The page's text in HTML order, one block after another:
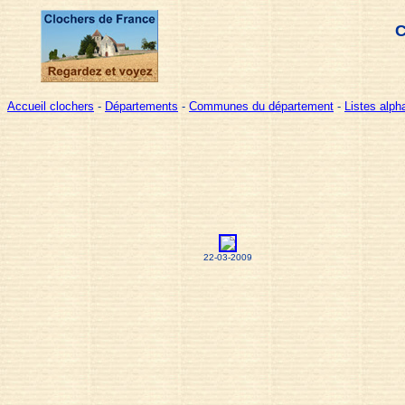
Accueil clochers - Départements - Communes du département - Listes
22-03-2009